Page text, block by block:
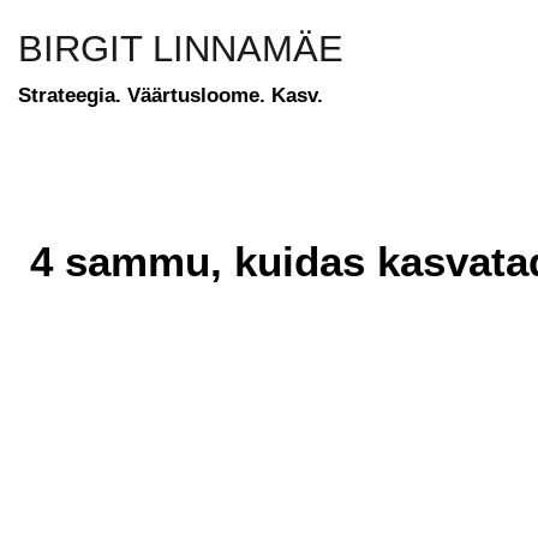
BIRGIT LINNAMÄE
Strateegia. Väärtusloome. Kasv.
4 sammu, kuidas